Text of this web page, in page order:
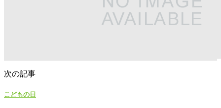
次の記事
こどもの日